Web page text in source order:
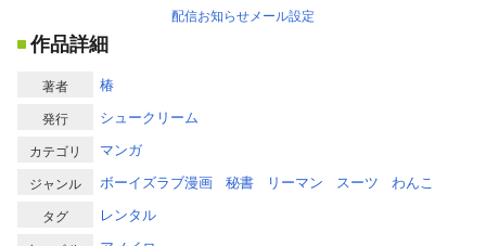
配信お知らせメール設定
作品詳細
著者 椿
発行 シュークリーム
カテゴリ マンガ
ジャンル ボーイズラブ漫画 秘書 リーマン スーツ わんこ
タグ レンタル